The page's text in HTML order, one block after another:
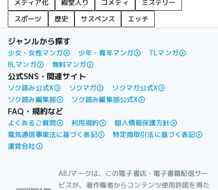
メディア化
殿堂入り コメディ
ミステリー
スポーツ
歴史 サスペンス エッチ
ジャンルから探す
少女・女性マンガ 少年・青年マンガ
TLマンガ
BLマンガ
無料マンガ
公式SNS・関連サイト
ソク読み公式X ソクマガ
ソクマガ公式X
ソク読み編集部
ソク読み編集部公式X
FAQ・規約など
よくあるご質問 利用規約
個人情報保護方針
電気通信事業法に基づく表記
特定商取引法に基づく表記
運営会社
ABJマークは、この電子書店・電子書籍配信サー
ビスが、著作権者からコンテンツ使用許諾を得た